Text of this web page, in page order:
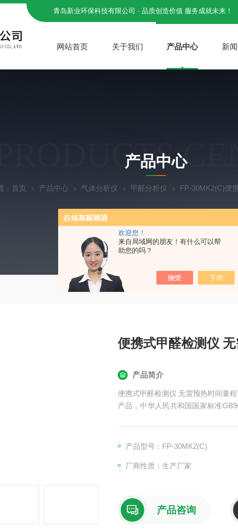
欢迎您！
来自局域网的朋友！有什么可以帮
助您的吗？
青岛新业环保科技有限公司 · 品质创造价值 服务成就未来！
网站首页 关于我们 产品中心 新
PRODUCTS
产品中心
： 首页 产品中心 气体分析仪 甲醛分析仪 FP-30MK2(C)便
便携式甲醛检测仪
产品简介
便携式甲醛检测仪 无需预热时间量
产品，中华人民共和国国家标准
产品型号：FP-30MK2(C)
厂商性质：生产厂家
产品咨询